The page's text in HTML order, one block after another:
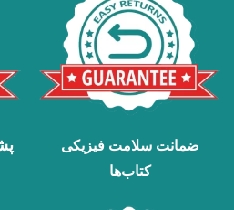
ضمانت سلامت فیزیکی
کتاب‌ها